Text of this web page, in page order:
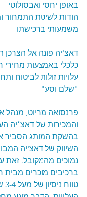
באופן יחסי ואבסולוטי
הודות לשיטת התמחור
משמעותי ברכישתו
דאצ'יה פונה אל הצרכן
כלכלי באמצעות מחירי
עלויות זולות לביטוח
"שלם וסע"
פרנסואה מריוט, מנהל
והמכירות של דאצ׳יה
בהשקת המותג הסביר
השיווק של דאצ'יה
נמוכים מהמקובל. זאת
ברכיבים מוכרים מבית